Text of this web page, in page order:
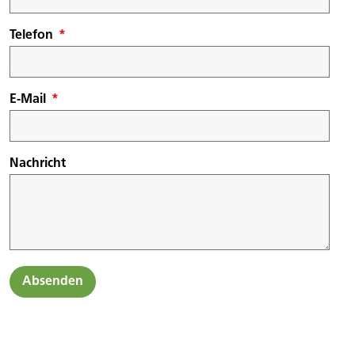
Telefon
E-Mail
Nachricht
Absenden